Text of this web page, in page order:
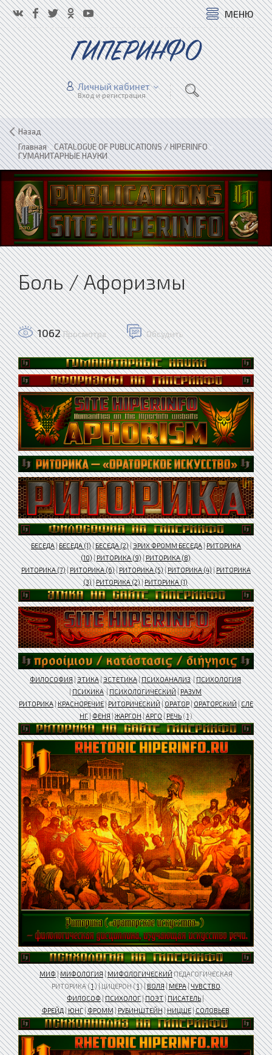
МЕНЮ
ГИПЕРИНФО
Личный кабинет
Вход и регистрация
Назад
Главная»CATALOGUE OF PUBLICATIONS / HIPERINFO»
ГУМАНИТАРНЫЕ НАУКИ
Боль / Афоризмы
1062 Просмотра Обсудить
БЕСЕДА|БЕСЕДА (1)|БЕСЕДА (2)|ЭРИХ ФРОММ БЕСЕДА|РИТОРИКА
(10)|РИТОРИКА (9)|РИТОРИКА (8)
РИТОРИКА (7)|РИТОРИКА (6)|РИТОРИКА (5)|РИТОРИКА (4)|РИТОРИКА
(3)|РИТОРИКА (2)|РИТОРИКА (1)
ФИЛОСОФИЯ|ЭТИКА|ЭСТЕТИКА|ПСИХОАНАЛИЗ|ПСИХОЛОГИЯ
|ПСИХИКА|ПСИХОЛОГИЧЕСКИЙ|РАЗУМ
РИТОРИКА|КРАСНОРЕЧИЕ|РИТОРИЧЕСКИЙ|ОРАТОР|ОРАТОРСКИЙ|СЛЕ
НГ|ФЕНЯ|ЖАРГОН|АРГО|РЕЧЬ(1)
МИФ|МИФОЛОГИЯ|МИФОЛОГИЧЕСКИЙПЕДАГОГИЧЕСКАЯ
РИТОРИКА (1) | ЦИЦЕРОН (1) |ВОЛЯ|МЕРА|ЧУВСТВО
ФИЛОСОФ|ПСИХОЛОГ|ПОЭТ|ПИСАТЕЛЬ|
ФРЕЙД|ЮНГ|ФРОММ|РУБИНШТЕЙН|НИЦШЕ|СОЛОВЬЕВ